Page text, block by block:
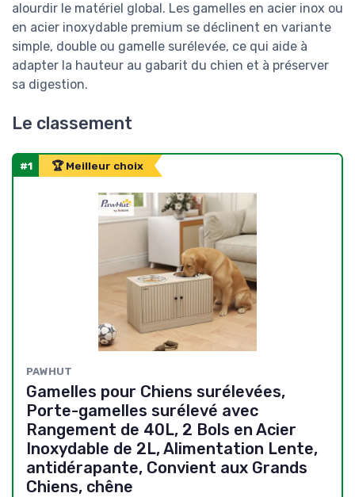
alourdir le matériel global. Les gamelles en acier inox ou
en acier inoxydable premium se déclinent en variante
simple, double ou gamelle surélevée, ce qui aide à
adapter la hauteur au gabarit du chien et à préserver
sa digestion.
Le classement
#1 🏆 Meilleur choix
‎PAWHUT
Gamelles pour Chiens surélevées,
Porte-gamelles surélevé avec
Rangement de 40L, 2 Bols en Acier
Inoxydable de 2L, Alimentation Lente,
antidérapante, Convient aux Grands
Chiens, chêne